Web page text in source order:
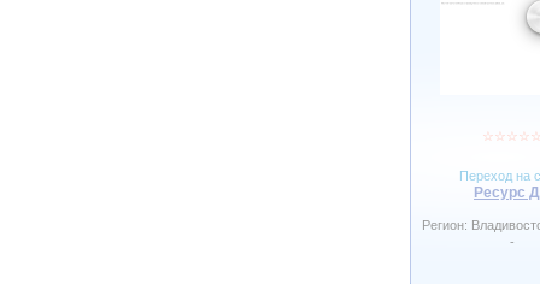
☆☆☆☆
Переход на
Ресурс
Регион:
-